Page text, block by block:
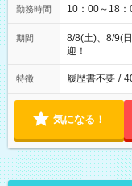
勤務時間 10：00～18：
期間
8/8(土)、8/9(
迎！
特徴 履歴書不要 /
気になる！